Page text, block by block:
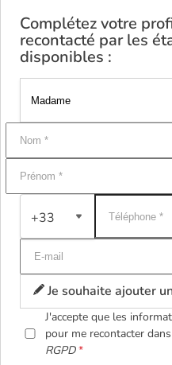
Complétez votre
recontacté par les
disponibles :
+33
Je souhaite ajouter
J'accepte que les
pour me recontacter
RGPD